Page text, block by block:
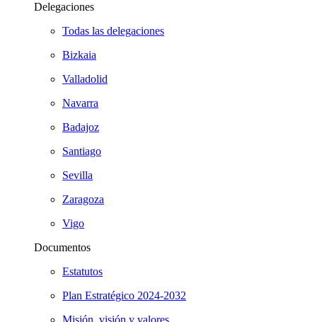
Delegaciones
Todas las delegaciones
Bizkaia
Valladolid
Navarra
Badajoz
Santiago
Sevilla
Zaragoza
Vigo
Documentos
Estatutos
Plan Estratégico 2024-2032
Misión, visión y valores